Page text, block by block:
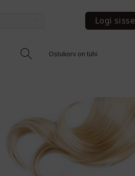
Logi sisse
Ostukorv on tühi